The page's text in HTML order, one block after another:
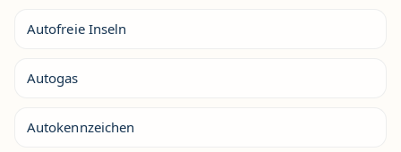
Autofreie Inseln
Autogas
Autokennzeichen